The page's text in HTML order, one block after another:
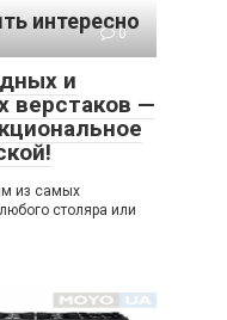
интересно
0
и
верстаков —
из самых
столяра или